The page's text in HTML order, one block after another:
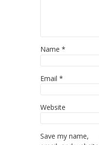
Name *
Email *
Website
Save my name,